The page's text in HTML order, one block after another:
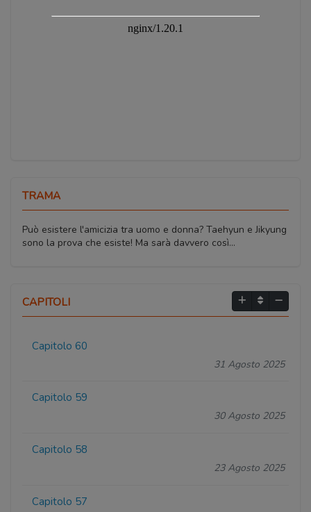
TRAMA
Può esistere l'amicizia tra uomo e donna? Taehyun e Jikyung
sono la prova che esiste! Ma sarà davvero così...
CAPITOLI
Capitolo 60
31 Agosto 2025
Capitolo 59
30 Agosto 2025
Capitolo 58
23 Agosto 2025
Capitolo 57